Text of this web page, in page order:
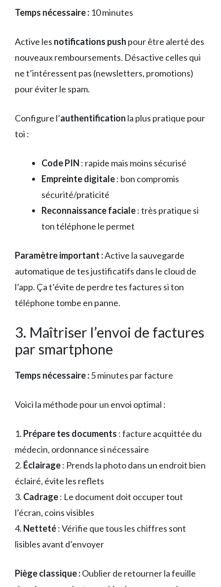
Temps nécessaire : 10 minutes
Active les notifications push pour être alerté des
nouveaux remboursements. Désactive celles qui
ne t’intéressent pas (newsletters, promotions)
pour éviter le spam.
Configure l’authentification la plus pratique pour
toi :
Code PIN : rapide mais moins sécurisé
Empreinte digitale: bon compromis
sécurité/praticité
Reconnaissance faciale: très pratique si
ton téléphone le permet
Paramètre important :Active la sauvegarde
automatique de tes justificatifs dans le cloud de
l’app. Ça t’évite de perdre tes factures si ton
téléphone tombe en panne.
3. Maîtriser l’envoi de factures
par smartphone
Temps nécessaire :5 minutes par facture
Voici la méthode pour un envoi optimal :
1. Prépare tes documents : facture acquittée du
médecin, ordonnance si nécessaire
2. Éclairage: Prends la photo dans un endroit bien
éclairé, évite les reflets
3. Cadrage: Le document doit occuper tout
l’écran, coins visibles
4. Netteté: Vérifie que tous les chiffres sont
lisibles avant d’envoyer
Piège classique :Oublier de retourner la feuille